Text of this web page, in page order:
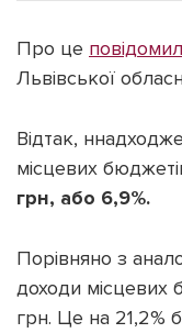
Про це
Львівської
Відтак,
місцевих
грн, або 6,9%.
Порівняно з
доходи місцевих
грн. Це на 21,2%